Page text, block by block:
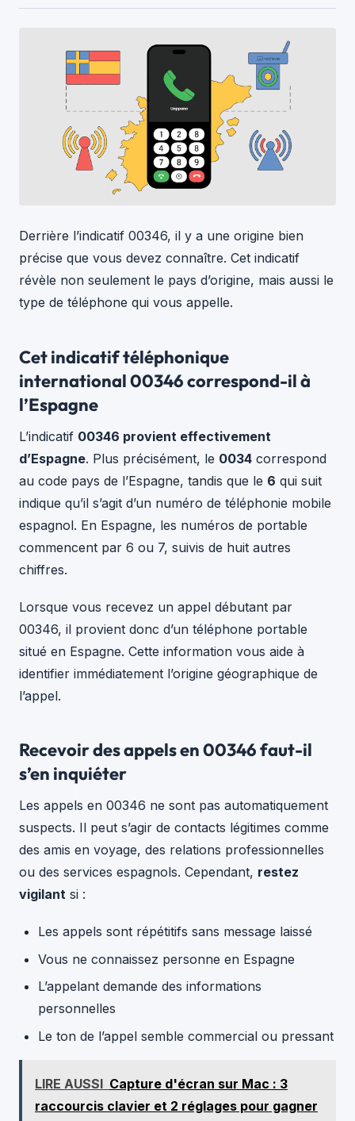
Derrière l’indicatif 00346, il y a une origine bien
précise que vous devez connaître. Cet indicatif
révèle non seulement le pays d’origine, mais aussi le
type de téléphone qui vous appelle.
Cet indicatif téléphonique
international 00346 correspond-il à
l’Espagne
L’indicatif 00346 provient effectivement
d’Espagne. Plus précisément, le 0034 correspond
au code pays de l’Espagne, tandis que le 6 qui suit
indique qu’il s’agit d’un numéro de téléphonie mobile
espagnol. En Espagne, les numéros de portable
commencent par 6 ou 7, suivis de huit autres
chiffres.
Lorsque vous recevez un appel débutant par
00346, il provient donc d’un téléphone portable
situé en Espagne. Cette information vous aide à
identifier immédiatement l’origine géographique de
l’appel.
Recevoir des appels en 00346 faut-il
s’en inquiéter
Les appels en 00346 ne sont pas automatiquement
suspects. Il peut s’agir de contacts légitimes comme
des amis en voyage, des relations professionnelles
ou des services espagnols. Cependant, restez
vigilant si :
Les appels sont répétitifs sans message laissé
Vous ne connaissez personne en Espagne
L’appelant demande des informations
personnelles
Le ton de l’appel semble commercial ou pressant
LIRE AUSSI Capture d'écran sur Mac : 3
raccourcis clavier et 2 réglages pour gagner